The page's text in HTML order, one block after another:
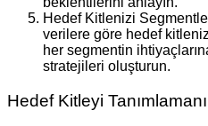
Hedef Kitlenizi
verilere göre hedef
her segmentin
stratejileri oluşturun.
Hedef Kitleyi